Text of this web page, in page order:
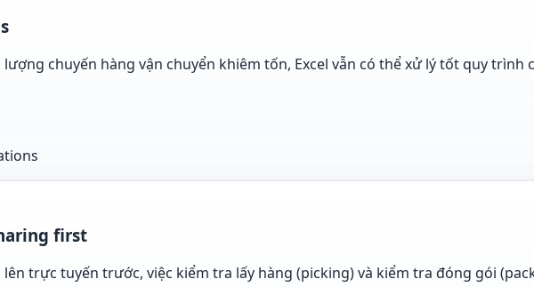
chuyến hàng vận chuyển khiêm tốn, Excel vẫn có thể xử lý tốt quy trình
first
trực tuyến trước, việc kiểm tra lấy hàng (picking) và kiểm tra đóng gói